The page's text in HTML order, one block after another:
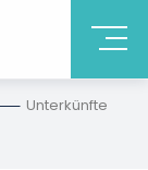
Unterkünfte